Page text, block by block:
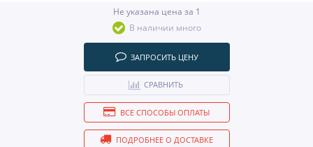
Не указана цена за 1
В наличии много
ЗАПРОСИТЬ ЦЕНУ
СРАВНИТЬ
ВСЕ СПОСОБЫ ОПЛАТЫ
ПОДРОБНЕЕ О ДОСТАВКЕ